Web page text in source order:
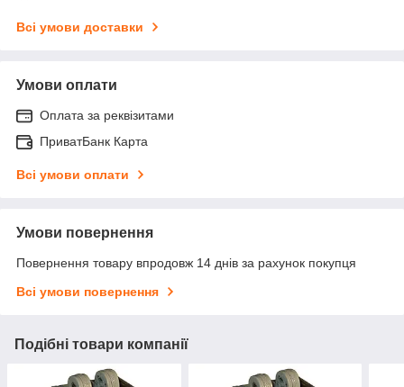
Всі умови доставки
Умови оплати
Оплата за реквізитами
ПриватБанк Карта
Всі умови оплати
Умови повернення
Повернення товару впродовж 14 днів за рахунок покупця
Всі умови повернення
Подібні товари компанії